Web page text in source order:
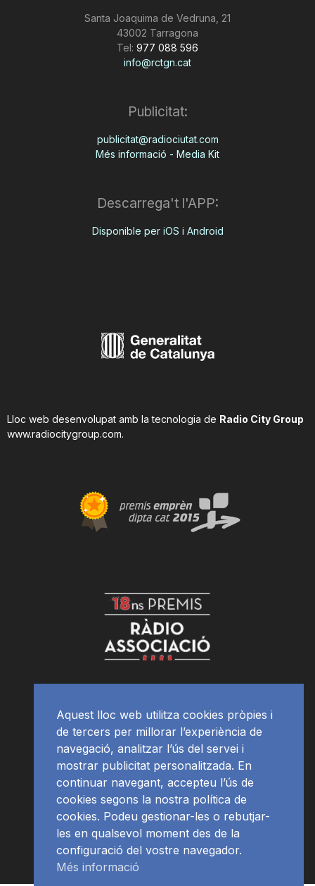
Santa Joaquima de Vedruna, 21
43002 Tarragona
Tel: 977 088 596
info@rctgn.cat
Publicitat:
publicitat@radiociutat.com
Més informació - Media Kit
Descarrega't l'APP:
Disponible per iOS i Android
Lloc web desenvolupat amb la tecnologia de Radio City Group
www.radiocitygroup.com.
Aquest lloc web utilitza cookies pròpies i
de tercers per millorar l’experiència de
navegació, analitzar l’ús del servei i
mostrar publicitat personalitzada. En
continuar navegant, accepteu l’ús de
cookies segons la nostra política de
cookies. Podeu gestionar-les o rebutjar-
les en qualsevol moment des de la
configuració del vostre navegador.
Més informació